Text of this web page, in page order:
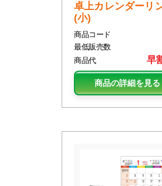
卓上カレンダーリ
(小)
商品コード
最低販売数
商品代
早
商品の詳細を見る